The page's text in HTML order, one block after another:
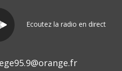
Ecoutez la radio en direct